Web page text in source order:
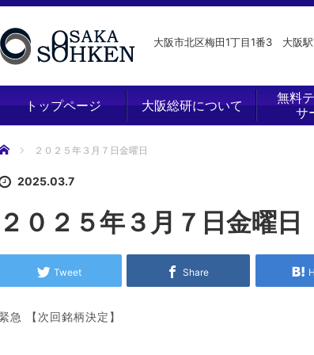
大阪市北区梅田1丁目1番3 大阪
トップページ 大阪総研について
無料
サ
ーム ２０２５年３月７日金曜日
2025.03.7
２０２５年３月７日金曜日
Tweet Share
緊急 【次回銘柄決定】